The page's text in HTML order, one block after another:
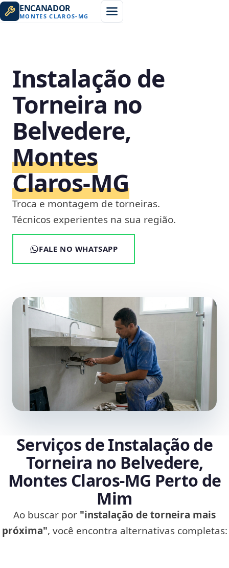
ENCANADOR
MONTES CLAROS- MG
Instalação de
Torneira no
Belvedere,
Montes
Claros‑MG
Troca e montagem de torneiras.
Técnicos experientes na sua região.
FALE NO WHATSAPP
Serviços de Instalação de
Torneira no Belvedere,
Montes Claros‑MG Perto de
Mim
Ao buscar por "instalação de torneira mais
próxima", você encontra alternativas completas: